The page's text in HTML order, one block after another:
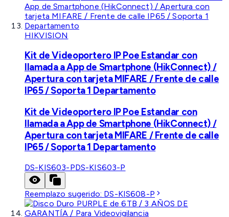
HIKVISION
Kit de Videoportero IP Poe Estandar con
llamada a App de Smartphone (HikConnect) /
Apertura con tarjeta MIFARE / Frente de calle
IP65 / Soporta 1 Departamento
Kit de Videoportero IP Poe Estandar con
llamada a App de Smartphone (HikConnect) /
Apertura con tarjeta MIFARE / Frente de calle
IP65 / Soporta 1 Departamento
DS-KIS603-PDS-KIS603-P
Reemplazo sugerido: DS-KIS608-P